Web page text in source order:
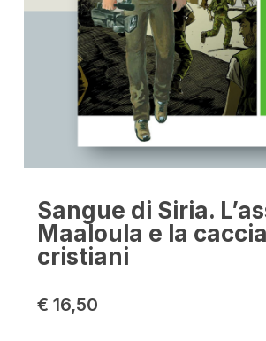
Sangue di Siria.
Maaloula e la
cristiani
€ 16,50